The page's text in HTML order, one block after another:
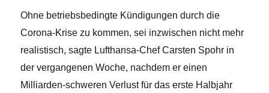
Ohne betriebsbedingte Kündigungen durch die
Corona-Krise zu kommen, sei inzwischen nicht mehr
realistisch, sagte Lufthansa-Chef Carsten Spohr in
der vergangenen Woche, nachdem er einen
Milliarden-schweren Verlust für das erste Halbjahr